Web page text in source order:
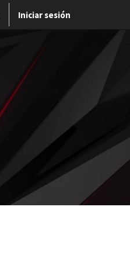
Iniciar sesión